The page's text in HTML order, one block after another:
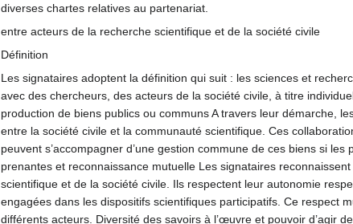
diverses chartes relatives au partenariat.
entre acteurs de la recherche scientifique et de la société civile
Définition
Les signataires adoptent la définition qui suit : les sciences et
avec des chercheurs, des acteurs de la société civile, à titre
production de biens publics ou communs A travers leur démarche,
entre la société civile et la communauté scientifique. Ces
peuvent s’accompagner d’une gestion commune de ces biens si
prenantes et reconnaissance mutuelle Les signataires
scientifique et de la société civile. Ils respectent leur autonomie
engagées dans les dispositifs scientifiques participatifs. Ce respect
différents acteurs. Diversité des savoirs à l’œuvre et pouvoir d’agir